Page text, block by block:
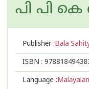
പി പി
Publisher :Bala
ISBN :
Language :